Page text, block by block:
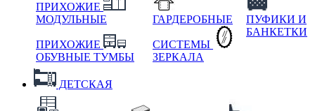
ПРИХОЖИЕ
МОДУЛЬНЫЕ
ПРИХОЖИЕ
ОБУВНЫЕ ТУМБЫ
ГАРДЕРОБНЫЕ
СИСТЕМЫ
ЗЕРКАЛА
ПУФИКИ И
БАНКЕТКИ
ДЕТСКАЯ